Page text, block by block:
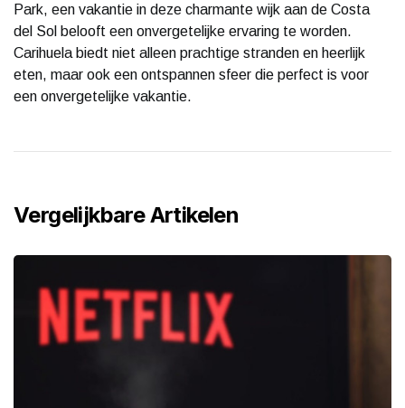
Park, een vakantie in deze charmante wijk aan de Costa
del Sol belooft een onvergetelijke ervaring te worden.
Carihuela biedt niet alleen prachtige stranden en heerlijk
eten, maar ook een ontspannen sfeer die perfect is voor
een onvergetelijke vakantie.
Vergelijkbare Artikelen